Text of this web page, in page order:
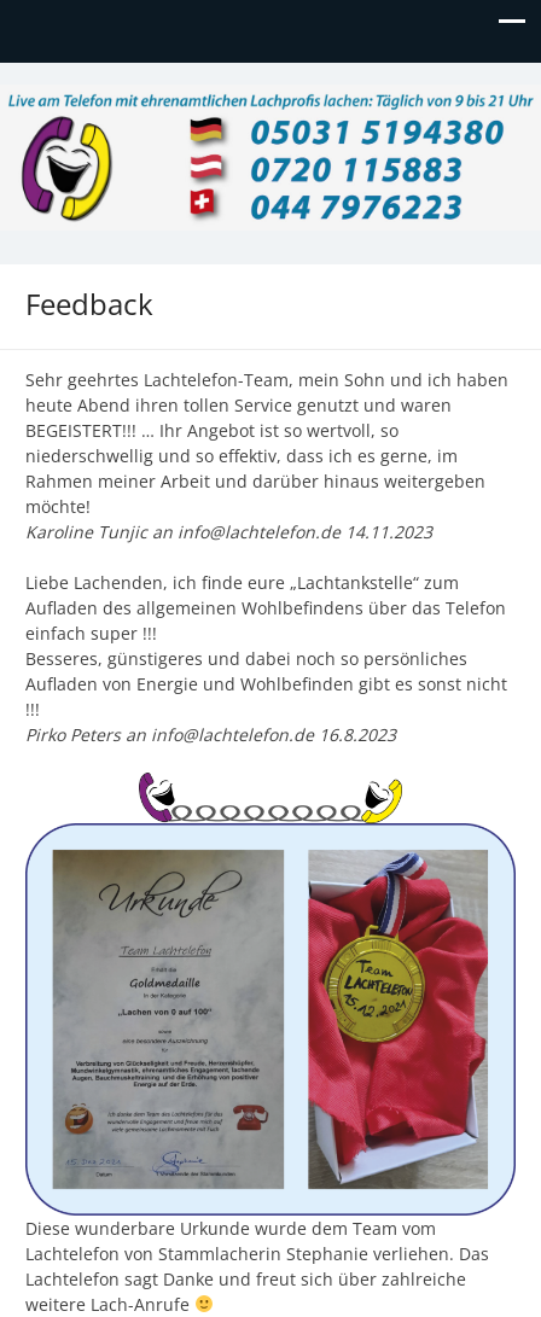
Lachtelefon
Live am Telefon mit ehrenamtlichen Lachprofis lachen:
Täglich 9 – 21 Uhr, auch am Wochenende
Feedback
Sehr geehrtes Lachtelefon-Team, mein Sohn und ich haben
heute Abend ihren tollen Service genutzt und waren
BEGEISTERT!!! … Ihr Angebot ist so wertvoll, so
niederschwellig und so effektiv, dass ich es gerne, im
Rahmen meiner Arbeit und darüber hinaus weitergeben
möchte!
Karoline Tunjic an info@lachtelefon.de 14.11.2023
Liebe Lachenden, ich finde eure „Lachtankstelle“ zum
Aufladen des allgemeinen Wohlbefindens über das Telefon
einfach super !!!
Besseres, günstigeres und dabei noch so persönliches
Aufladen von Energie und Wohlbefinden gibt es sonst nicht
!!!
Pirko Peters an info@lachtelefon.de 16.8.2023
Diese wunderbare Urkunde wurde dem Team vom
Lachtelefon von Stammlacherin Stephanie verliehen. Das
Lachtelefon sagt Danke und freut sich über zahlreiche
weitere Lach-Anrufe